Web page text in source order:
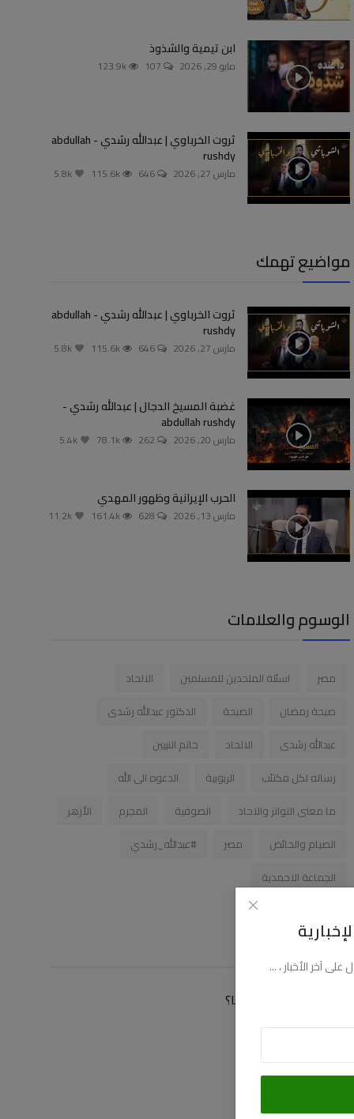
آخر الأخبار ، ...
ابن تيمية والشذوذ
مايو 29, 2026 107
123.9k
ثروت الخرباوي | عبدالله رشدي - abdullah
rushdy
مارس 27, 2026 646
115.6k
مواضيع تهمك
ثروت الخرباوي | عبدالله رشدي - abdullah
rushdy
مارس 27, 2026 646
115.6k
غضبة المسيخ الدجال | عبدالله رشدي -
abdullah rushdy
مارس 20, 2026 262
78.1k
الحرب الإيرانية وظهور المهدي
مارس 13, 2026 628
161.4k
الوسوم والعلامات
مصر اسئلة الملحدين للمسلمين
الالحاد
صيحة رمضان
الصيحة
الدكتور عبدالله رشدى
عبدالله رشدى
الالحاد
خاتم النبيين
رساله لكل مكتئب
الربوبية
الدعوه الى الله
ما معنى التواتر والاحاد
الصوفية المجرم
الأزهر
الصيام والحائض
مصر
#عبدالله_رشدي
الجماعة الاحمدية
زاوية التصويت
كيف توصلت الى موقعنا؟
عن طريق البحث
عن طريق اليوتيوب
عن طريق صديق لى